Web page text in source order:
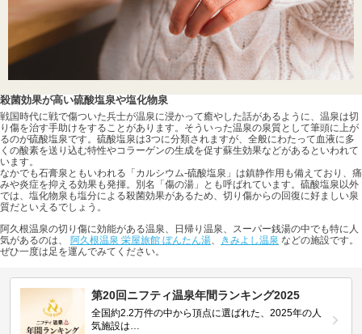
殺菌効果が高い硫酸塩泉や塩化物泉
戦国時代に戦で傷ついた兵士が温泉に浸かって癒やした話があるように、温泉は切
り傷を治す手助けをすることがあります。そういった温泉の泉質として筆頭に上が
るのが硫酸塩泉です。硫酸塩泉は3つに分類されますが、全般にわたって血液に多
くの酸素を送り込む特性やコラーゲンの生成を促す蘇生効果などがあるといわれて
います。
なかでも石膏泉ともいわれる「カルシウム-硫酸塩泉」は鎮静作用も備えており、痛
みや炎症を抑える効果も発揮。別名「傷の湯」とも呼ばれています。硫酸塩泉以外
では、塩化物泉も塩分による殺菌効果があるため、切り傷からの回復に好ましい泉
質だといえるでしょう。
阿久根温泉の切り傷に効能がある温泉、日帰り温泉、スーパー銭湯の中でも特に人
気があるのは、 阿久根温泉 栄屋旅館 ぼんたん湯、 きみよし温泉 などの施設です。
ぜひ一度は足を運んでみてください。
第20回ニフティ温泉年間ランキング2025
全国約2.2万件の中から頂点に選ばれた、2025年の人
気施設は…